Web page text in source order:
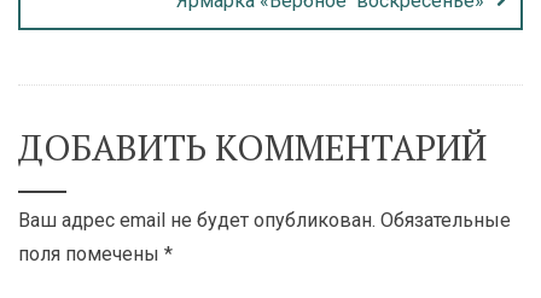
ДОБАВИТЬ КОММЕНТАРИЙ
Ваш адрес email не будет опубликован. Обязательные
поля помечены *